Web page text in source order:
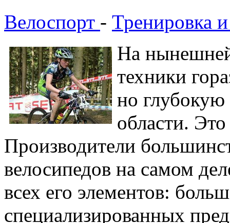
Велоспорт - Тренировка
На
техники
но глубокую
области. Это
Производители
велосипедов на самом
всех его элементов:
специализированных